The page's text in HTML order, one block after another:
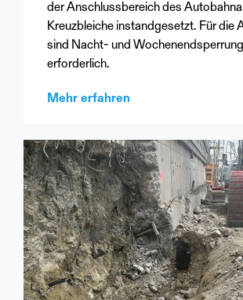
der Anschlussbereich des
Kreuzbleiche instandgesetzt. Für die
sind Nacht- und
erforderlich.
Mehr erfahren